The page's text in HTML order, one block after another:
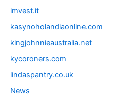
imvest.it
kasynoholandiaonline.com
kingjohnnieaustralia.net
kycoroners.com
lindaspantry.co.uk
News